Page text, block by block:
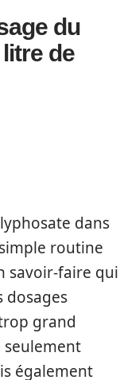
du
de
dans
routine
savoir-faire qui
dosages
grand
également